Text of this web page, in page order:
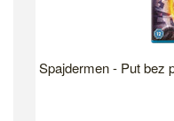
Spajdermen - Put bez